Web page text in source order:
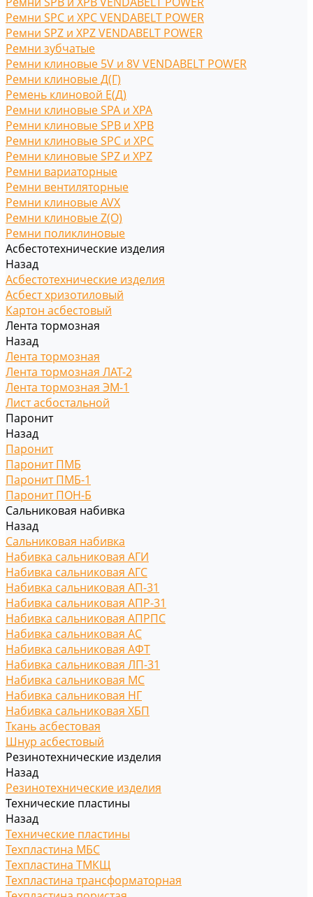
Ремни SPC и XPC VENDABELT POWER
Ремни SPZ и XPZ VENDABELT POWER
Ремни зубчатые
Ремни клиновые 5V и 8V VENDABELT POWER
Ремни клиновые Д(Г)
Ремень клиновой Е(Д)
Ремни клиновые SPA и XPA
Ремни клиновые SPB и XPB
Ремни клиновые SPC и XPC
Ремни клиновые SPZ и XPZ
Ремни вариаторные
Ремни вентиляторные
Ремни клиновые AVX
Ремни клиновые Z(O)
Ремни поликлиновые
Асбестотехнические изделия
Назад
Асбестотехнические изделия
Асбест хризотиловый
Картон асбестовый
Лента тормозная
Назад
Лента тормозная
Лента тормозная ЛАТ-2
Лента тормозная ЭМ-1
Лист асбостальной
Паронит
Назад
Паронит
Паронит ПМБ
Паронит ПМБ-1
Паронит ПОН-Б
Сальниковая набивка
Назад
Сальниковая набивка
Набивка сальниковая АГИ
Набивка сальниковая АГС
Набивка сальниковая АП-31
Набивка сальниковая АПР-31
Набивка сальниковая АПРПС
Набивка сальниковая АС
Набивка сальниковая АФТ
Набивка сальниковая ЛП-31
Набивка сальниковая МС
Набивка сальниковая НГ
Набивка сальниковая ХБП
Ткань асбестовая
Шнур асбестовый
Резинотехнические изделия
Назад
Резинотехнические изделия
Технические пластины
Назад
Технические пластины
Техпластина МБС
Техпластина ТМКЩ
Техпластина трансформаторная